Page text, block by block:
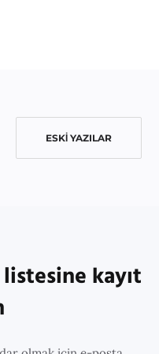
ESKI YAZILAR
kayıt